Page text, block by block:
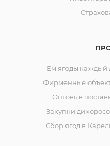
Адрес производства:
Республика Карелия,
Ем ягоды каждый
Фирменные
Оптовые
Закупки
Сбор ягод в